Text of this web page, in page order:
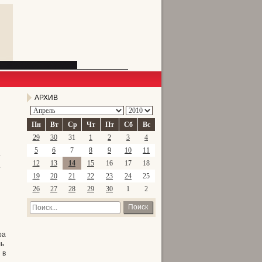
в
АРХИВ
Пн Вт Ср Чт Пт Сб
Вс
29
30 31 1 2 3
4
5
6 7 8 9 10
11
12
13 14 15 16 17
18
19
20 21 22 23 24
25
26
27 28 29 30 1 2
Поиск